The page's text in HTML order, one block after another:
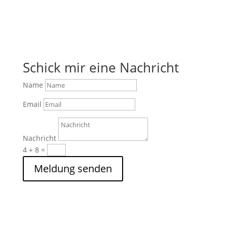
Schick mir eine Nachricht
Name
Email
Nachricht
4 + 8=
Meldung senden